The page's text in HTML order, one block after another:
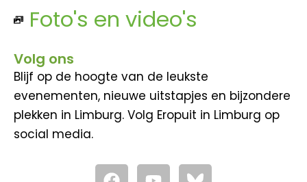
Foto's en video's
Volg ons
Blijf op de hoogte van de leukste
evenementen, nieuwe uitstapjes en bijzondere
plekken in Limburg. Volg Eropuit in Limburg op
social media.
F Y